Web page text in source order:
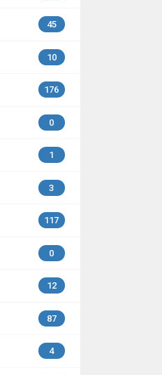
45
10
176
0
1
3
117
0
12
87
4